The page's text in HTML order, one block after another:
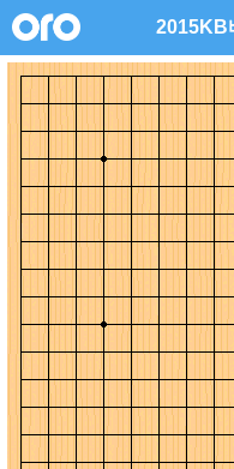
2015KB